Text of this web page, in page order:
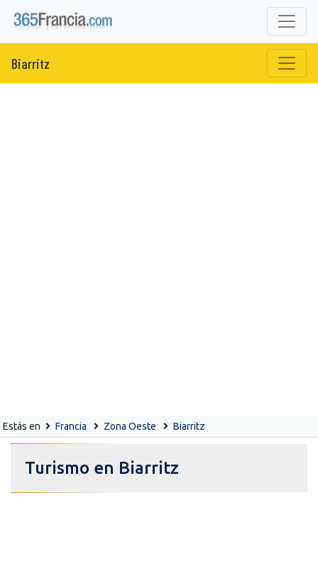
Biarritz
Estás en Francia Zona Oeste Biarritz
Turismo en Biarritz